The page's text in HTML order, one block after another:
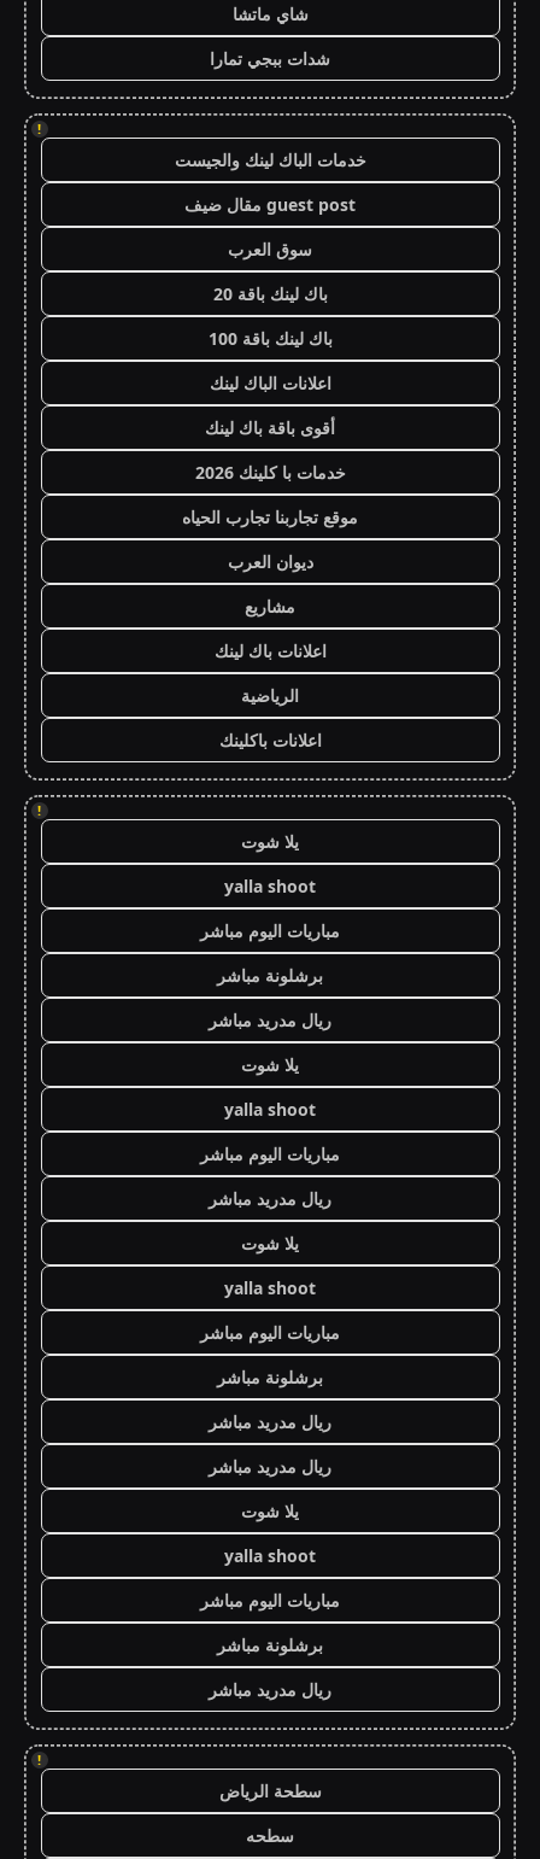
شاي ماتشا
شدات ببجي تمارا
!
خدمات الباك لينك والجيست
guest post مقال ضيف
سوق العرب
باك لينك باقة 20
باك لينك باقة 100
اعلانات الباك لينك
أقوى باقة باك لينك
خدمات با كلينك 2026
موقع تجاربنا تجارب الحياه
ديوان العرب
مشاريع
اعلانات باك لينك
الرياضية
اعلانات باكلينك
!
يلا شوت
yalla shoot
مباريات اليوم مباشر
برشلونة مباشر
ريال مدريد مباشر
يلا شوت
yalla shoot
مباريات اليوم مباشر
ريال مدريد مباشر
يلا شوت
yalla shoot
مباريات اليوم مباشر
برشلونة مباشر
ريال مدريد مباشر
ريال مدريد مباشر
يلا شوت
yalla shoot
مباريات اليوم مباشر
برشلونة مباشر
ريال مدريد مباشر
!
سطحة الرياض
سطحه